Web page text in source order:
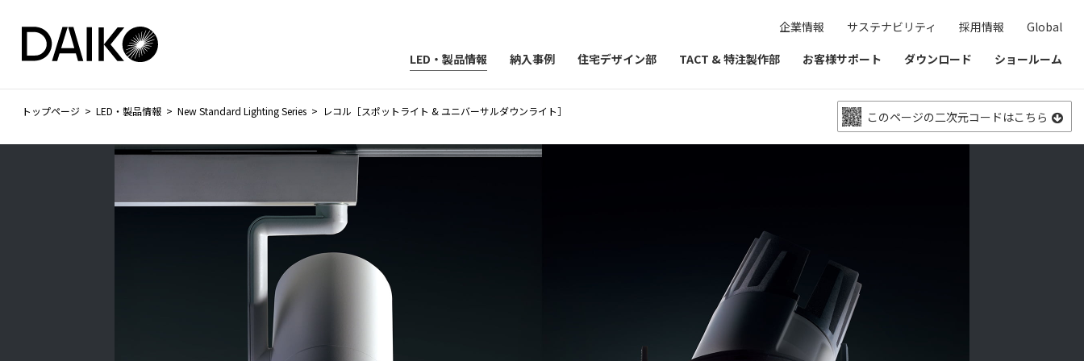
企業情報 サステナビリティ 採用情報
Global
LED・製品情報
納入事例 住宅デザイン部 TACT & 特注製作部 お客様サポート ダウンロード ショールーム
トップページ LED・製品情報 New Standard Lighting Series レコル［スポットライト & ユニバーサルダウンライト］ このページの二次元コードはこちら